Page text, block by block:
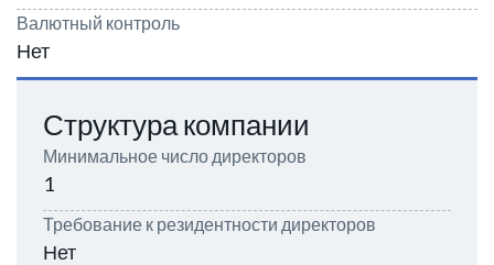
Валютный контроль
Нет
Структура компании
Минимальное число директоров
1
Требование к резидентности директоров
Нет